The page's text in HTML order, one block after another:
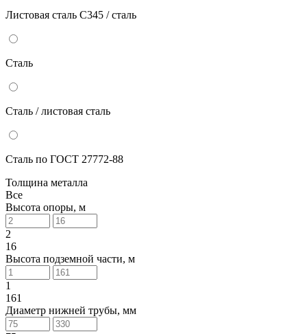
Листовая сталь С345 / сталь
Сталь
Сталь / листовая сталь
Сталь по ГОСТ 27772-88
Толщина металла
Все
Высота опоры, м
2
16
Высота подземной части, м
1
161
Диаметр нижней трубы, мм